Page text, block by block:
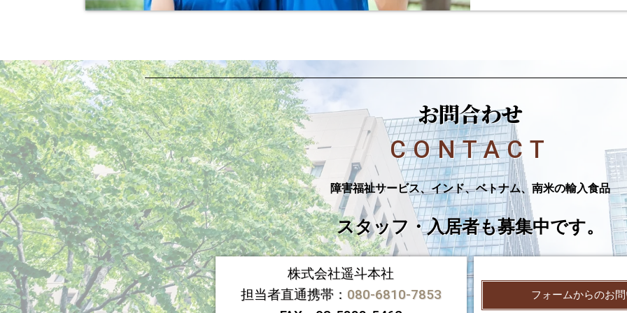
お問合わせ
CONTACT
障害福祉サービス、インド、ベトナム、南米の輸入食品
スタッフ・入居者も募集中です。
株式会社遥斗本社
担当者直通携帯： 080-6810-7853
フォームからのお